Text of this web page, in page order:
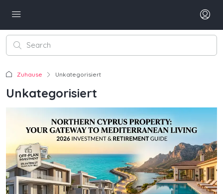
Zuhause Unkategorisiert
Unkategorisiert